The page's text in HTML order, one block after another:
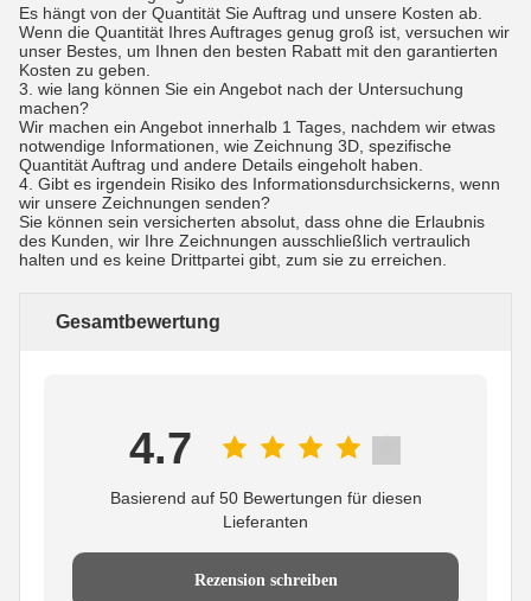
Es hängt von der Quantität Sie Auftrag und unsere Kosten ab.
Wenn die Quantität Ihres Auftrages genug groß ist, versuchen wir
unser Bestes, um Ihnen den besten Rabatt mit den garantierten
Kosten zu geben.
3. wie lang können Sie ein Angebot nach der Untersuchung
machen?
Wir machen ein Angebot innerhalb 1 Tages, nachdem wir etwas
notwendige Informationen, wie Zeichnung 3D, spezifische
Quantität Auftrag und andere Details eingeholt haben.
4. Gibt es irgendein Risiko des Informationsdurchsickerns, wenn
wir unsere Zeichnungen senden?
Sie können sein versicherten absolut, dass ohne die Erlaubnis
des Kunden, wir Ihre Zeichnungen ausschließlich vertraulich
halten und es keine Drittpartei gibt, zum sie zu erreichen.
Gesamtbewertung
4.7
Basierend auf 50 Bewertungen für diesen
Lieferanten
Rezension schreiben